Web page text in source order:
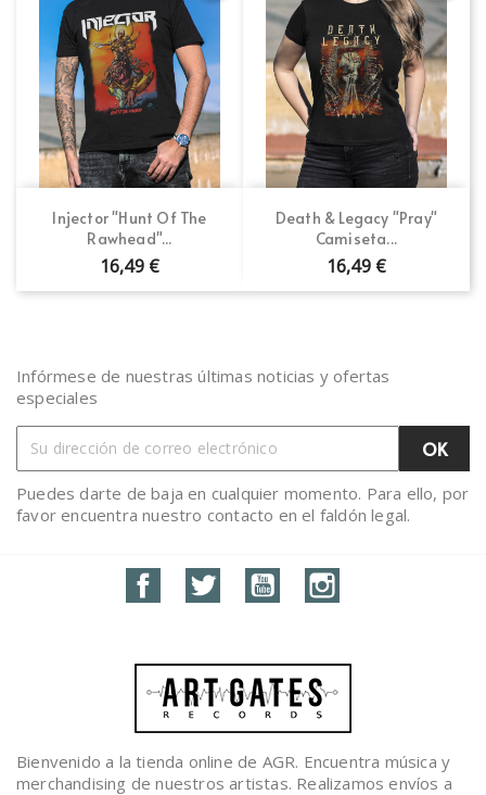
Injector "Hunt Of The
Rawhead"...
16,49 €
Death & Legacy "Pray"
Camiseta...
16,49 €
Infórmese de nuestras últimas noticias y ofertas
especiales
Puedes darte de baja en cualquier momento. Para ello, por
favor encuentra nuestro contacto en el faldón legal.
FacebookTwitter YouTube
Bienvenido a la tienda online de AGR. Encuentra música y
merchandising de nuestros artistas. Realizamos envíos a